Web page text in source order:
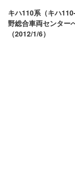
キハ110系（キハ
野総合車両センター
（2012/1/6）